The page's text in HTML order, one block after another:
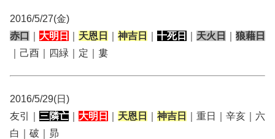
2016/5/27(金)
赤口
大明日 天恩日 神吉日 十死日 天火日
狼藉日
｜己酉｜四緑｜定｜婁
2016/5/29(日)
友引｜ 三隣亡 大明日 天恩日 神吉日
｜重日｜辛亥｜六
白｜破｜昴